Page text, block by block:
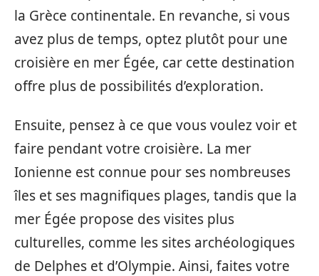
la Grèce continentale. En revanche, si vous
avez plus de temps, optez plutôt pour une
croisière en mer Égée, car cette destination
offre plus de possibilités d’exploration.
Ensuite, pensez à ce que vous voulez voir et
faire pendant votre croisière. La mer
Ionienne est connue pour ses nombreuses
îles et ses magnifiques plages, tandis que la
mer Égée propose des visites plus
culturelles, comme les sites archéologiques
de Delphes et d’Olympie. Ainsi, faites votre